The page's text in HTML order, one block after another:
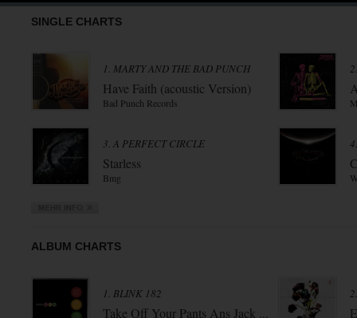
SINGLE CHARTS
1. MARTY AND THE BAD PUNCH
Have Faith (acoustic Version)
Bad Punch Records
3. A PERFECT CIRCLE
Starless
Bmg
ALBUM CHARTS
1. BLINK 182
Take Off Your Pants Ans Jack ...